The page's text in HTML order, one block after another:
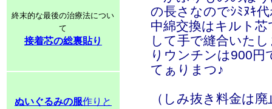
終末的な最後の治療法につい
て
接着芯の総裏貼り
ぬいぐるみの服作りと
の長さなのでｼﾐﾇｷ
中綿交換はキルト
して手で縫合いた
りウンチンは900
てぁりまつ♪
（しみ抜き料金は